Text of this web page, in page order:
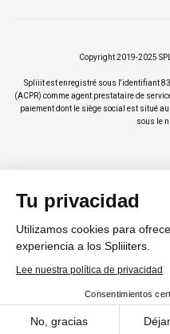
Tu privacidad
Utilizamos cookies para
experiencia a los Spliiiters.
Lee nuestra política de privacidad
Consentimientos
No, gracias
Cookies
Copyright 2019-2025
Spliiit est enregistré sous l'identifiant
(ACPR) comme agent prestataire de
paiement dont le siège social est situé au
sous le
%
Cadeau pour
Un code
Vos abonnements jusqu'à -